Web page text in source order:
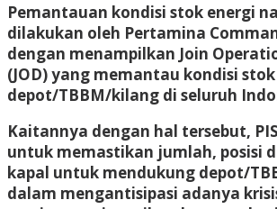
Pemantauan kondisi stok energi
dilakukan oleh Pertamina
dengan menampilkan Join
(JOD) yang memantau kondisi
depot/TBBM/kilang di seluruh
Kaitannya dengan hal tersebut,
untuk memastikan jumlah, posisi
kapal untuk mendukung depot/
dalam mengantisipasi adanya